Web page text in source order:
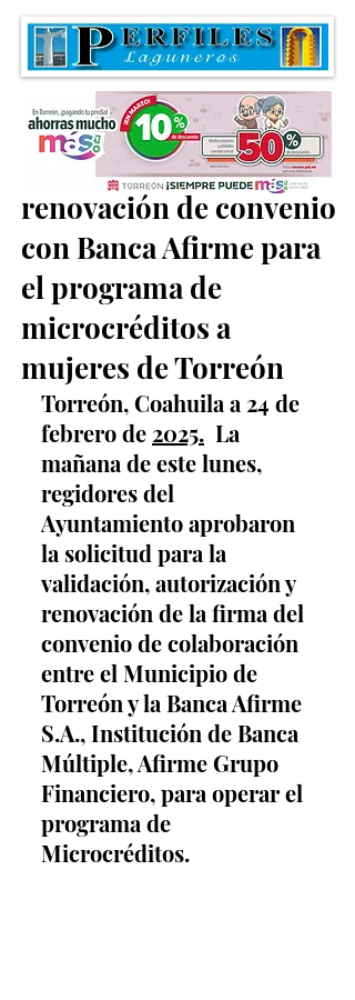
Regidores aprueban la
renovación de convenio
con Banca Afirme para
el programa de
microcréditos a
mujeres de Torreón
Torreón, Coahuila a 24 de
febrero de 2025. La
mañana de este lunes,
regidores del
Ayuntamiento aprobaron
la solicitud para la
validación, autorización y
renovación de la firma del
convenio de colaboración
entre el Municipio de
Torreón y la Banca Afirme
S.A., Institución de Banca
Múltiple, Afirme Grupo
Financiero, para operar el
programa de
Microcréditos.